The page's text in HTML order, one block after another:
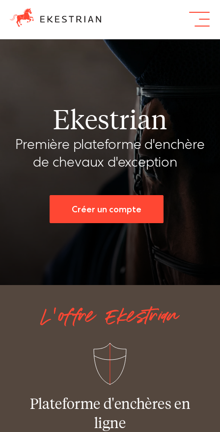
ENCHÈRES
PARTENAIRES
Vendre
Connexion
Tel.
Ekestrian
Première plateforme d'enchère
de chevaux d'exception
Créer un compte
L'offre Ekestrian
Plateforme d'enchères en
ligne